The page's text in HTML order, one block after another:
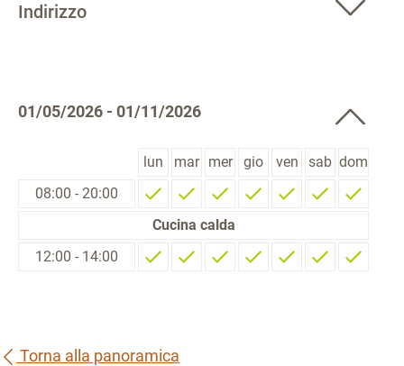
Indirizzo
01/05/2026 - 01/11/2026
lun mar mer gio ven sab dom
08:00 - 20:00
Cucina calda
12:00 - 14:00
Torna alla panoramica